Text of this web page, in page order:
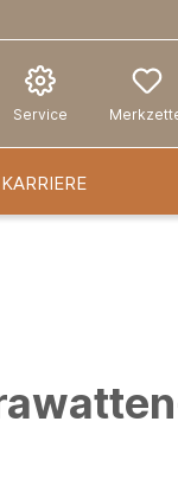
Service
KARRIERE